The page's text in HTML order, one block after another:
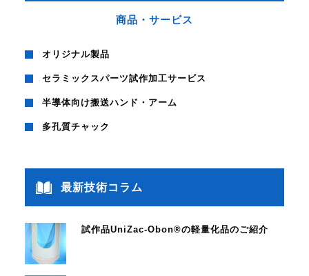
商品・サービス
オリジナル製品
セラミックスパーツ試作加工サービス
半導体向け搬送ハンド・アーム
多孔質チャック
最新技術コラム
試作品UniZac-Obon®の軽量化品のご紹介